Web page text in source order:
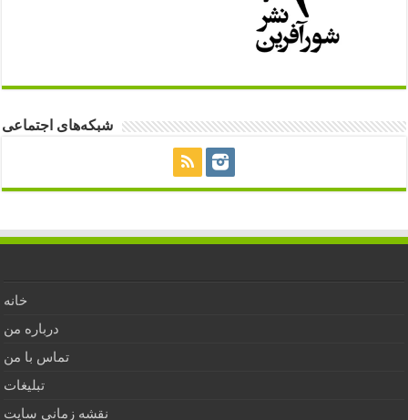
شبکه‌های اجتماعی
خانه
درباره من
تماس با من
تبلیغات
نقشه زمانی سایت